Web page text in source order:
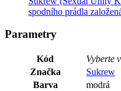
spodního prádla
Parametry
Kód
Vyberte
Značka
Sukrew
Barva
modrá